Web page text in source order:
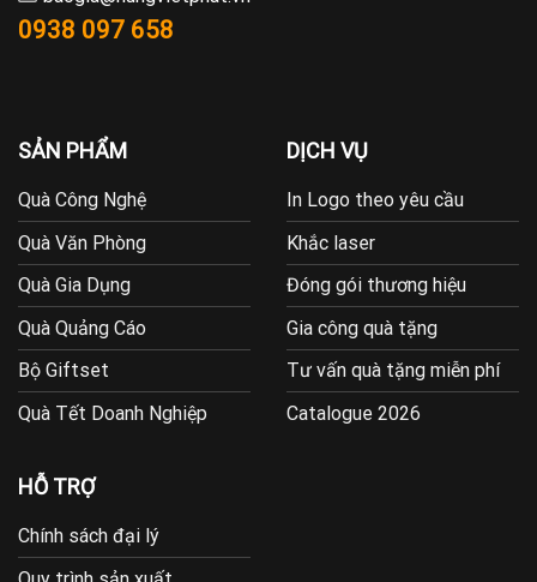
0938 097 658
SẢN PHẨM
Quà Công Nghệ
Quà Văn Phòng
Quà Gia Dụng
Quà Quảng Cáo
Bộ Giftset
Quà Tết Doanh Nghiệp
DỊCH VỤ
In Logo theo yêu cầu
Khắc laser
Đóng gói thương hiệu
Gia công quà tặng
Tư vấn quà tặng miễn phí
Catalogue 2026
HỖ TRỢ
Chính sách đại lý